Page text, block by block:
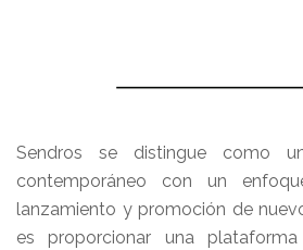
Sendros se distingue como
contemporáneo con un
lanzamiento y promoción de
es proporcionar una